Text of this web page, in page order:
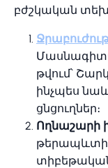
բժշկական
թվում՝
ինչպես
ցնցուղներ։
Ողնաշարի